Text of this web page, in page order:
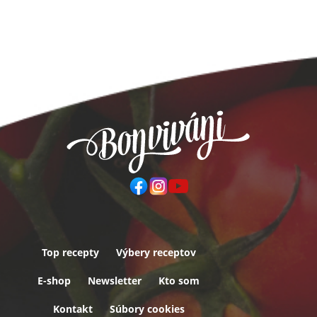
Top recepty Výbery receptov
E-shop Newsletter Kto som
Kontakt Súbory cookies